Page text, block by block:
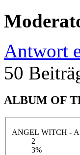
Antwort
50
ALBUM OF
ANGEL WITCH -
2
3%